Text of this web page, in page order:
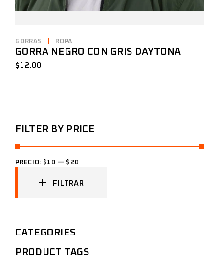
GORRAS ROPA
GORRA NEGRO CON GRIS DAYTONA
$ 12.00
FILTER BY PRICE
FILTRAR
PRECIO: $10 — $20
CATEGORIES
PRODUCT TAGS